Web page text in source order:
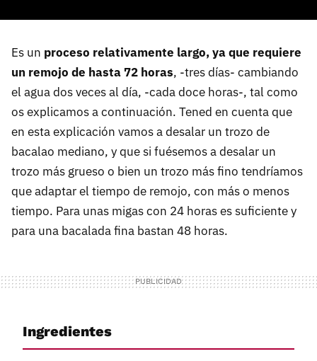
Es un proceso relativamente largo, ya que requiere
un remojo de hasta 72 horas, -tres días- cambiando
el agua dos veces al día, -cada doce horas-, tal como
os explicamos a continuación. Tened en cuenta que
en esta explicación vamos a desalar un trozo de
bacalao mediano, y que si fuésemos a desalar un
trozo más grueso o bien un trozo más fino tendríamos
que adaptar el tiempo de remojo, con más o menos
tiempo. Para unas migas con 24 horas es suficiente y
para una bacalada fina bastan 48 horas.
Ingredientes